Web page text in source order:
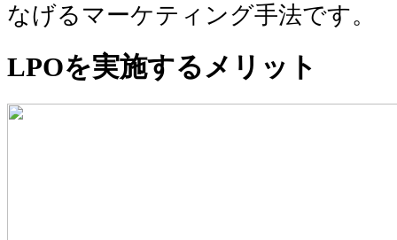
なげるマーケティング手法です。
LPOを実施するメリット